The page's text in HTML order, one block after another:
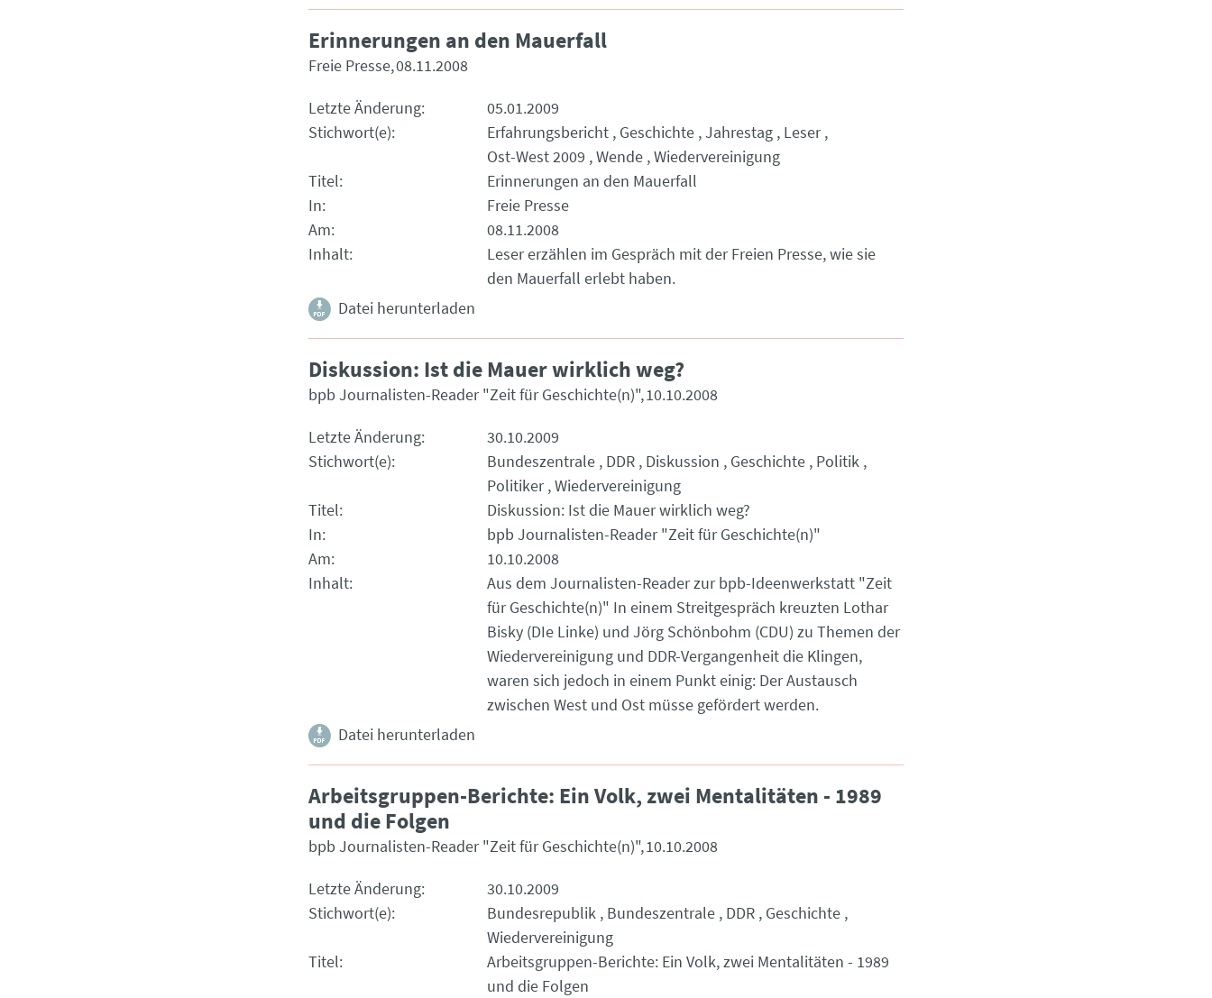
Erinnerungen an den Mauerfall
Freie Presse 08.11.2008
Letzte Änderung
05.01.2009
Stichwort(e)
Erfahrungsbericht Geschichte Jahrestag Leser
Ost-West 2009 Wende Wiedervereinigung
Titel
Erinnerungen an den Mauerfall
In
Freie Presse
Am
08.11.2008
Inhalt
Leser erzählen im Gespräch mit der Freien Presse, wie sie
den Mauerfall erlebt haben.
Datei herunterladen
Diskussion: Ist die Mauer wirklich weg?
bpb Journalisten-Reader "Zeit für Geschichte(n)" 10.10.2008
Letzte Änderung
30.10.2009
Stichwort(e)
Bundeszentrale DDR Diskussion Geschichte Politik
Politiker Wiedervereinigung
Titel
Diskussion: Ist die Mauer wirklich weg?
In
bpb Journalisten-Reader "Zeit für Geschichte(n)"
Am
10.10.2008
Inhalt
Aus dem Journalisten-Reader zur bpb-Ideenwerkstatt "Zeit
für Geschichte(n)" In einem Streitgespräch kreuzten Lothar
Bisky (DIe Linke) und Jörg Schönbohm (CDU) zu Themen der
Wiedervereinigung und DDR-Vergangenheit die Klingen,
waren sich jedoch in einem Punkt einig: Der Austausch
zwischen West und Ost müsse gefördert werden.
Datei herunterladen
Arbeitsgruppen-Berichte: Ein Volk, zwei Mentalitäten - 1989
und die Folgen
bpb Journalisten-Reader "Zeit für Geschichte(n)" 10.10.2008
Letzte Änderung
30.10.2009
Stichwort(e)
Bundesrepublik Bundeszentrale DDR Geschichte
Wiedervereinigung
Titel
Arbeitsgruppen-Berichte: Ein Volk, zwei Mentalitäten - 1989
und die Folgen